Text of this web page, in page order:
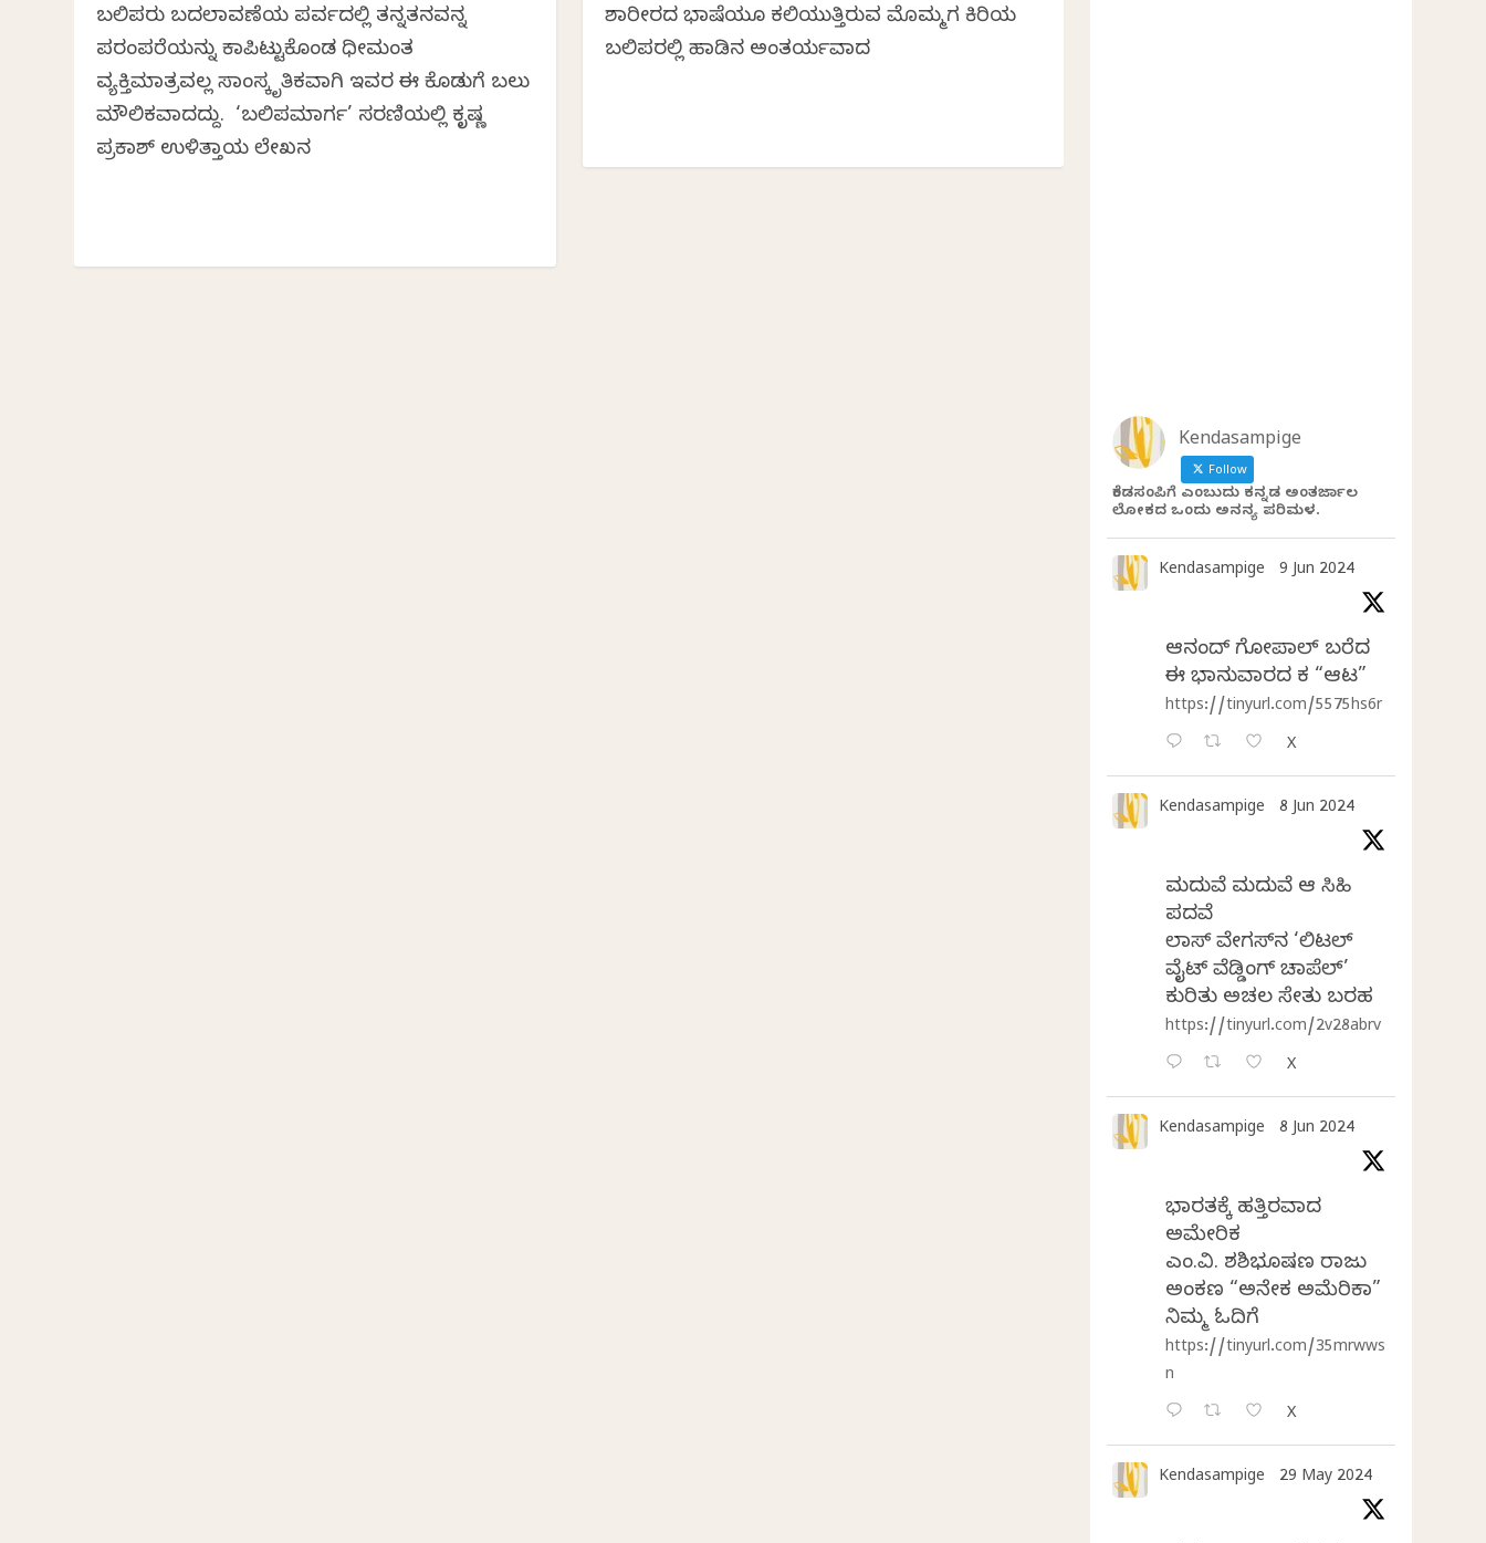
ಬಲಿಪರು ಬದಲಾವಣೆಯ ಪರ್ವದಲ್ಲಿ ತನ್ನತನವನ್ನ
ಪರಂಪರೆಯನ್ನು ಕಾಪಿಟ್ಟುಕೊಂಡ ಧೀಮಂತ
ವ್ಯಕ್ತಿಮಾತ್ರವಲ್ಲ ಸಾಂಸ್ಕೃತಿಕವಾಗಿ ಇವರ ಈ ಕೊಡುಗೆ ಬಲು
ಮೌಲಿಕವಾದದ್ದು. ‘ಬಲಿಪಮಾರ್ಗ’ ಸರಣಿಯಲ್ಲಿ ಕೃಷ್ಣ
ಪ್ರಕಾಶ್‍ ಉಳಿತ್ತಾಯ ಲೇಖನ
ಶಾರೀರದ ಭಾಷೆಯೂ ಕಲಿಯುತ್ತಿರುವ ಮೊಮ್ಮಗ ಕಿರಿಯ
ಬಲಿಪರಲ್ಲಿ ಹಾಡಿನ ಅಂತರ್ಯವಾದ
Kendasampige
Follow
ಕೆಂಡಸಂಪಿಗೆ ಎಂಬುದು ಕನ್ನಡ ಅಂತರ್ಜಾಲ
ಲೋಕದ ಒಂದು ಅನನ್ಯ ಪರಿಮಳ.
Kendasampige 9 Jun 2024
ಆನಂದ್‌ ಗೋಪಾಲ್‌ ಬರೆದ
ಈ ಭಾನುವಾರದ ಕತೆ “ಆಟ”
https://tinyurl.com/5575hs6r
X
Kendasampige 8 Jun 2024
ಮದುವೆ ಮದುವೆ ಆ ಸಿಹಿ
ಪದವೆ
ಲಾಸ್‌ ವೇಗಸ್‌ನ ‘ಲಿಟಲ್
ವೈಟ್ ವೆಡ್ಡಿಂಗ್ ಚಾಪೆಲ್’
ಕುರಿತು ಅಚಲ ಸೇತು ಬರಹ
https://tinyurl.com/2v28abrv
X
Kendasampige 8 Jun 2024
ಭಾರತಕ್ಕೆ ಹತ್ತಿರವಾದ
ಅಮೇರಿಕ
ಎಂ.ವಿ. ಶಶಿಭೂಷಣ ರಾಜು
ಅಂಕಣ “ಅನೇಕ ಅಮೆರಿಕಾ”
ನಿಮ್ಮ ಓದಿಗೆ
https://tinyurl.com/35mrwws
n
X
Kendasampige 29 May 2024